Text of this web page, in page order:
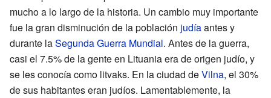
mucho a lo largo de la historia. Un cambio muy importante
fue la gran disminución de la población judíaantes y
durante laSegunda Guerra Mundial. Antes de la guerra,
casi el 7.5% de la gente en Lituania era de origen judío, y
se les conocía como litvaks. En la ciudad deVilna, el 30%
de sus habitantes eran judíos. Lamentablemente, la